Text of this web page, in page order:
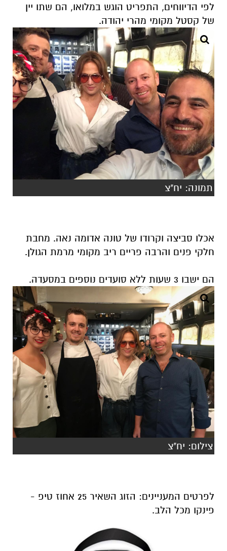
לפי הדיווחים, התפריט הוגש במלואו, הם שתו יין
של קסטל מקומי מהרי יהודה.
תמונה: יח"צ
אכלו סביצה וקרודו של טונה אדומה נאה. מחבת
חלקי פנים והרבה פריים ריב מקומי מרמת הגולן.
הם ישבו 3 שעות ללא סועדים נוספים במסעדה.
צילום: יח"צ
לפרטים המעניינים: הזוג השאיר 25 אחוז טיפ -
פינקו מכל הלב.